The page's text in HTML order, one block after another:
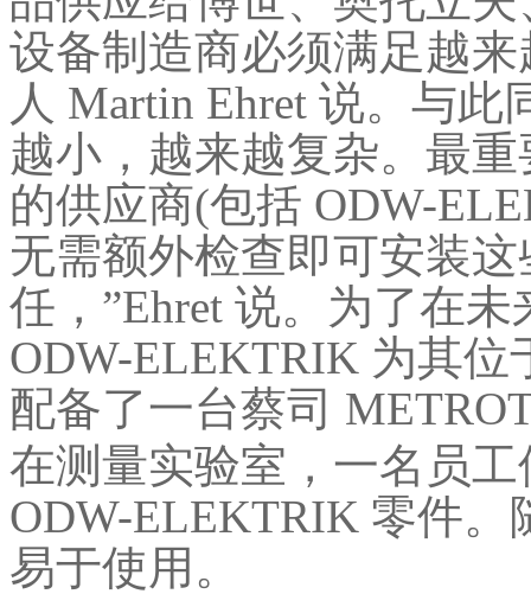
设备制造商必须满足越
人 Martin Ehret 说。与
越小，越来越复杂。最
的供应商(包括 ODW-
无需额外检查即可安装
任，”Ehret 说。为了在
ODW-ELEKTRIK 为其
配备了一台蔡司
在测量实验室，一名员
ODW-ELEKTRIK 零件。
易于使用。